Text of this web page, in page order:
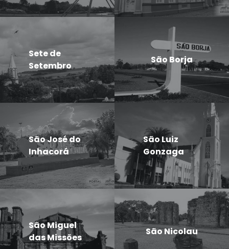
Sete de
Setembro
São Borja
São José do
Inhacorá
São Luiz
Gonzaga
São Miguel
das Missões
São Nicolau